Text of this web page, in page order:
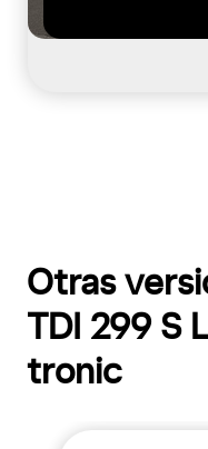
Otras
TDI 299 S
tronic